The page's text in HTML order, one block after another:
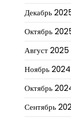
Декабрь
Октябрь
Август 2025
Ноябрь 2024
Октябрь
Сентябрь